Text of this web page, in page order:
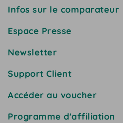
Infos sur le comparateur
Espace Presse
Newsletter
Support Client
Accéder au voucher
Programme d'affiliation